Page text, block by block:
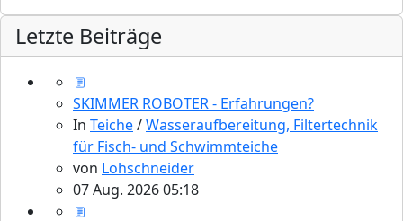
Letzte Beiträge
SKIMMER ROBOTER - Erfahrungen?
In Teiche/Wasseraufbereitung, Filtertechnik
für Fisch- und Schwimmteiche
von Lohschneider
07 Aug. 2026 05:18